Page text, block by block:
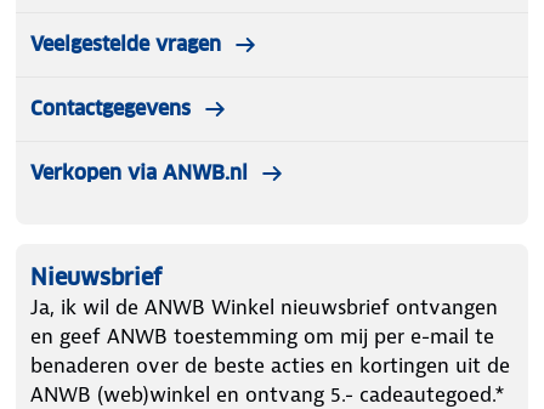
Veelgestelde vragen
Contactgegevens
Verkopen via ANWB.nl
Nieuwsbrief
Ja, ik wil de ANWB Winkel nieuwsbrief ontvangen
en geef ANWB toestemming om mij per e-mail te
benaderen over de beste acties en kortingen uit de
ANWB (web)winkel en ontvang 5.- cadeautegoed.*